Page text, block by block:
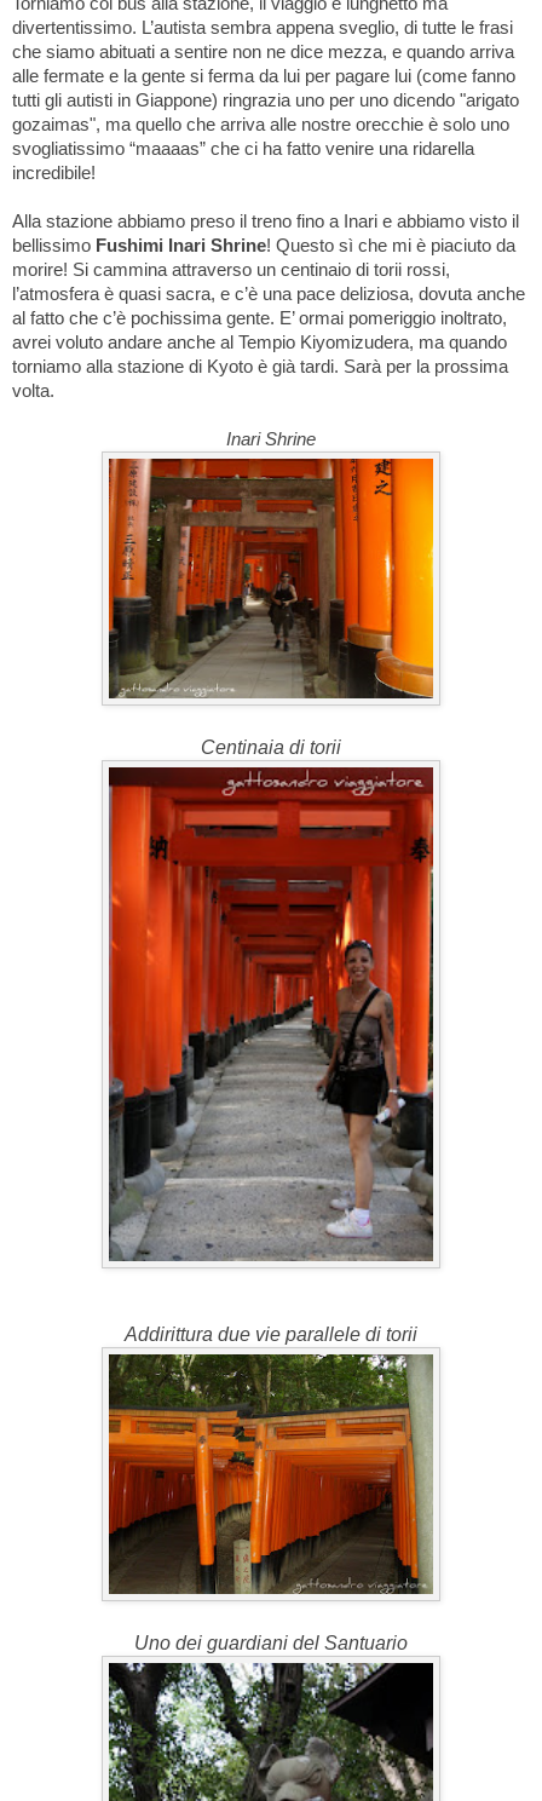
Torniamo col bus alla stazione, il viaggio è lunghetto ma
divertentissimo. L’autista sembra appena sveglio, di tutte le frasi
che siamo abituati a sentire non ne dice mezza, e quando arriva
alle fermate e la gente si ferma da lui per pagare lui (come fanno
tutti gli autisti in Giappone) ringrazia uno per uno dicendo "arigato
gozaimas", ma quello che arriva alle nostre orecchie è solo uno
svogliatissimo “maaaas” che ci ha fatto venire una ridarella
incredibile!
Alla stazione abbiamo preso il treno fino a Inari e abbiamo visto il
bellissimo Fushimi Inari Shrine! Questo sì che mi è piaciuto da
morire! Si cammina attraverso un centinaio di torii rossi,
l’atmosfera è quasi sacra, e c’è una pace deliziosa, dovuta anche
al fatto che c’è pochissima gente. E’ ormai pomeriggio inoltrato,
avrei voluto andare anche al Tempio Kiyomizudera, ma quando
torniamo alla stazione di Kyoto è già tardi. Sarà per la prossima
volta.
Inari Shrine
Centinaia di torii
Addirittura due vie parallele di torii
Uno dei guardiani del Santuario